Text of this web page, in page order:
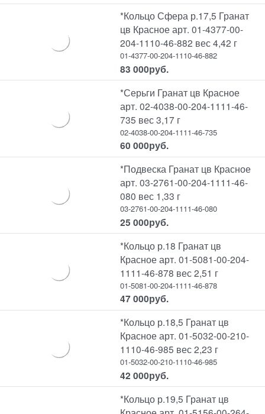
*Кольцо Сфера р.17,5 Гранат
цв Красное арт. 01-4377-00-
204-1110-46-882 вес 4,42 г
01-4377-00-204-1110-46-882
83 000руб.
*Серьги Гранат цв Красное
арт. 02-4038-00-204-1111-46-
735 вес 3,17 г
02-4038-00-204-1111-46-735
60 000руб.
*Подвеска Гранат цв Красное
арт. 03-2761-00-204-1111-46-
080 вес 1,33 г
03-2761-00-204-1111-46-080
25 000руб.
*Кольцо р.18 Гранат цв
Красное арт. 01-5081-00-204-
1111-46-878 вес 2,51 г
01-5081-00-204-1111-46-878
47 000руб.
*Кольцо р.18,5 Гранат цв
Красное арт. 01-5032-00-210-
1110-46-985 вес 2,23 г
01-5032-00-210-1110-46-985
42 000руб.
*Кольцо р.19,5 Гранат цв